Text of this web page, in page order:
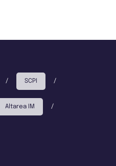
/ SCPI /
Altarea IM /